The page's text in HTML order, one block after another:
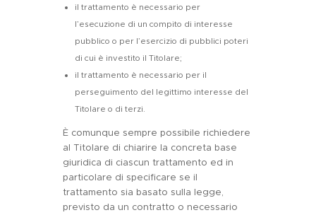
il trattamento è necessario per
l’esecuzione di un compito di interesse
pubblico o per l’esercizio di pubblici poteri
di cui è investito il Titolare;
il trattamento è necessario per il
perseguimento del legittimo interesse del
Titolare o di terzi.
È comunque sempre possibile richiedere
al Titolare di chiarire la concreta base
giuridica di ciascun trattamento ed in
particolare di specificare se il
trattamento sia basato sulla legge,
previsto da un contratto o necessario